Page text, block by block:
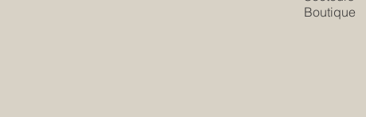
Boutique